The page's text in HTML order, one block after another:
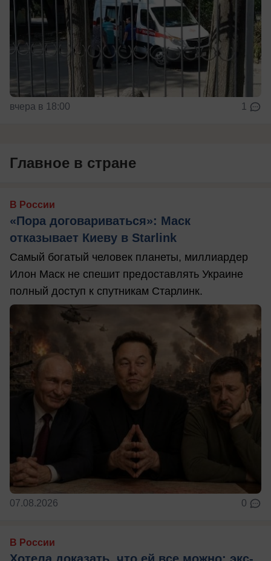
вчера в 18:00 1
Главное в стране
В России
«Пора договариваться»: Маск
отказывает Киеву в Starlink
Самый богатый человек планеты, миллиардер
Илон Маск не спешит предоставлять Украине
полный доступ к спутникам Старлинк.
07.08.2026 0
В России